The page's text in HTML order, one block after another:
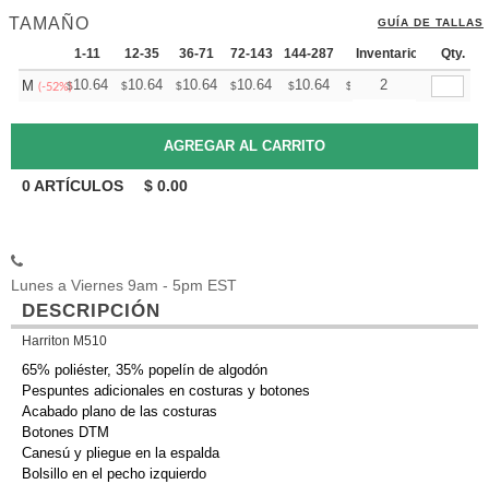
TAMAÑO GUÍA DE TALLAS
1-11 12-35 36-71 72-143 144-287 288 + Mas
Inventario Qty.
M (-52%)$10.64 $10.64 $10.64 $10.64 $10.64 $ 10.64
2
0ARTÍCULOS $ 0.00
Lunes a Viernes 9am - 5pm EST
DESCRIPCIÓN
Harriton M510
65% poliéster, 35% popelín de algodón
Pespuntes adicionales en costuras y botones
Acabado plano de las costuras
Botones DTM
Canesú y pliegue en la espalda
Bolsillo en el pecho izquierdo